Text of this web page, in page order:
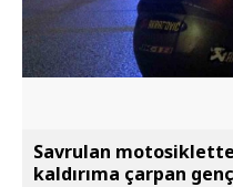
Savrulan
kaldırıma çarpan